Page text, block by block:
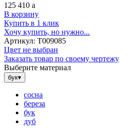
125 410 a
В корзину
Купить в 1 клик
Хочу купить, но нужно...
Артикул: Т009085
Цвет не выбран
Заказать товар по своему чертежу
Выберите материал
бук▾
сосна
береза
бук
дуб